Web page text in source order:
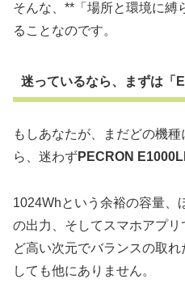
そんな、**「場所と環境に縛
ることなのです。
迷っているなら、まずは「
もしあなたが、まだどの機
ら、迷わずPECRON
1024Whという余裕の容量、
の出力、そしてスマホアプ
ど高い次元でバランスの取
しても他にありません。